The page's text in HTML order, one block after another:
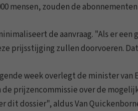
mensen, zouden de
de aanvraag. "Als er
prijsstijging zullen doorvoeren.
week overlegt de minister van
de prijzencommissie over de
dit dossier", aldus Van